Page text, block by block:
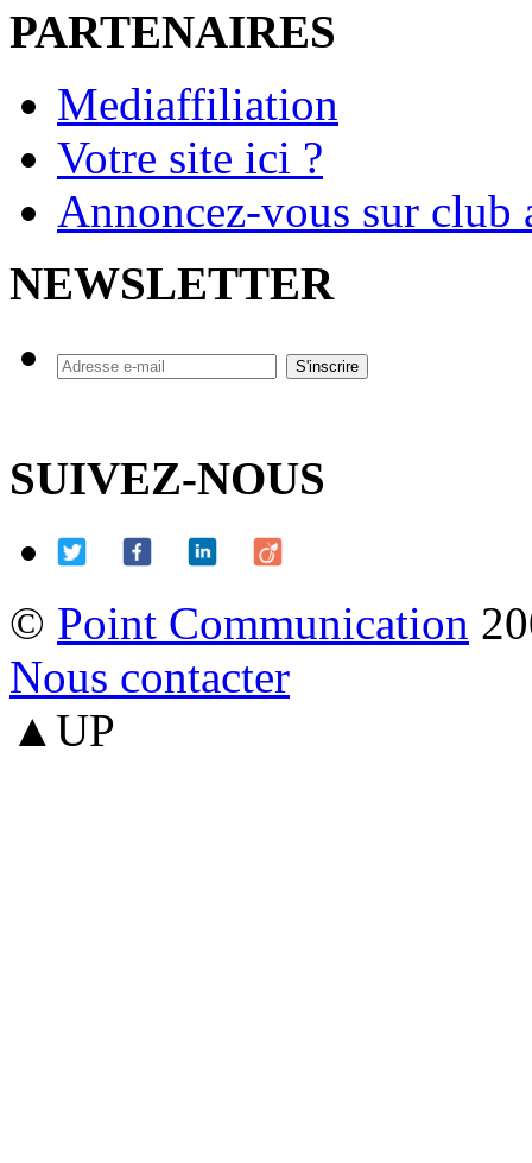
PARTENAIRES
Mediaffiliation
Votre site ici ?
Annoncez-vous sur
NEWSLETTER
SUIVEZ-NOUS
© Point Communication
Nous contacter
▲UP